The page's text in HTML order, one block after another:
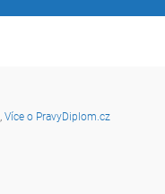
, Více o PravyDiplom.cz